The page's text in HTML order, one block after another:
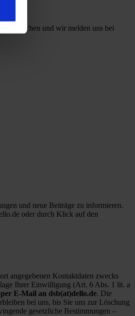
wünschen und wir melden uns bei
und neue Beiträge zu informieren.
oder durch Klick auf den
angegebenen Kontaktdaten zwecks
Ihrer Einwilligung (Art. 6 Abs. 1 lit. a
E-Mail an dsb(at)dello.de. Die
bei uns, bis Sie uns zur Löschung
gesetzliche Bestimmungen –